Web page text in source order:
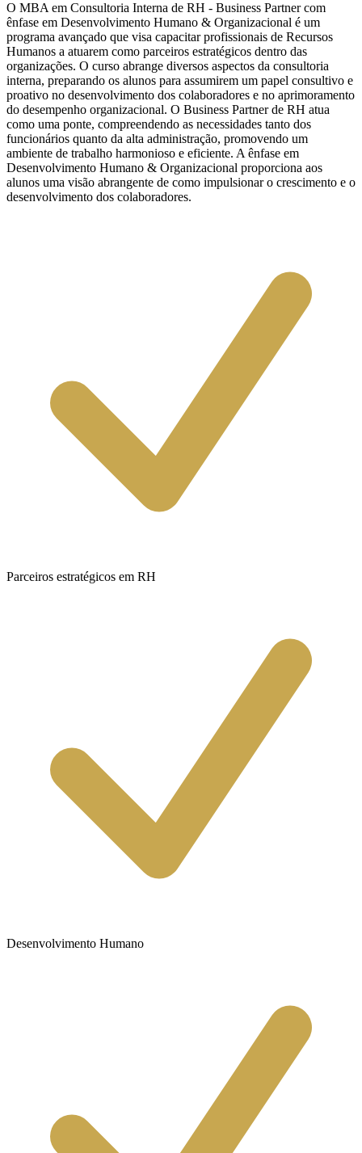
O MBA em Consultoria Interna de RH - Business Partner com
ênfase em Desenvolvimento Humano & Organizacional é um
programa avançado que visa capacitar profissionais de Recursos
Humanos a atuarem como parceiros estratégicos dentro das
organizações. O curso abrange diversos aspectos da consultoria
interna, preparando os alunos para assumirem um papel consultivo e
proativo no desenvolvimento dos colaboradores e no aprimoramento
do desempenho organizacional. O Business Partner de RH atua
como uma ponte, compreendendo as necessidades tanto dos
funcionários quanto da alta administração, promovendo um
ambiente de trabalho harmonioso e eficiente. A ênfase em
Desenvolvimento Humano & Organizacional proporciona aos
alunos uma visão abrangente de como impulsionar o crescimento e o
desenvolvimento dos colaboradores.
Parceiros estratégicos em RH
Desenvolvimento Humano